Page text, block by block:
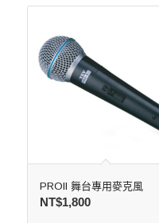
PROII 舞台專用麥克風
NT$1,800